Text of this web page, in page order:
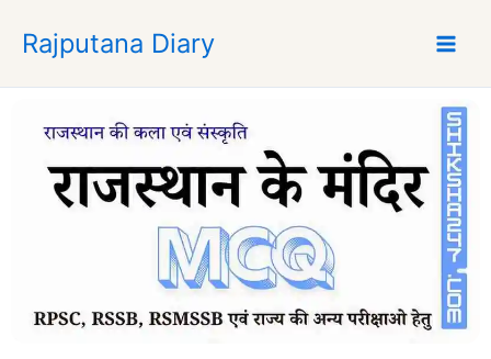
p
Rajputana Diary